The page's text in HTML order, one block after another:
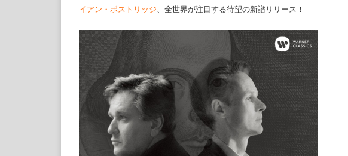
イアン・ボストリッジ、全世界が注目する待望の新譜リリース！